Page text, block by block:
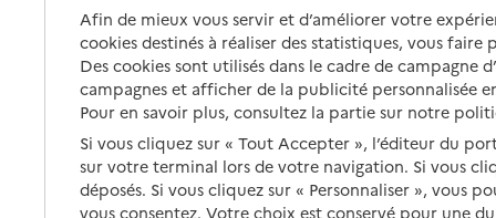
Afin de mieux vous servir et d’améliorer votre
cookies destinés à réaliser des statistiques, vous
Des cookies sont utilisés dans le cadre de
campagnes et afficher de la publicité personnalisée
Pour en savoir plus, consultez la partie sur notre
Si vous cliquez sur « Tout Accepter », l’éditeur du
sur votre terminal lors de votre navigation. Si vous
déposés. Si vous cliquez sur « Personnaliser », vous
vous consentez. Votre choix est conservé pour une